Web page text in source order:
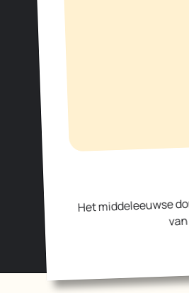
Het middeleeuwse